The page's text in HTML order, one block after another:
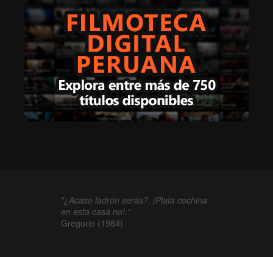
"¿Acaso ladrón serás?, ¡Plata cochina
en esta casa no!."
Gregorio (1984)